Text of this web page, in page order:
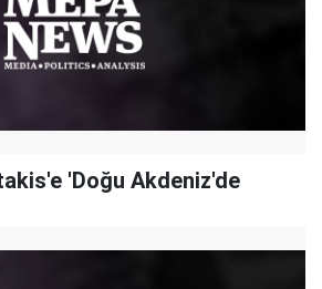
'Doğu Akdeniz'de